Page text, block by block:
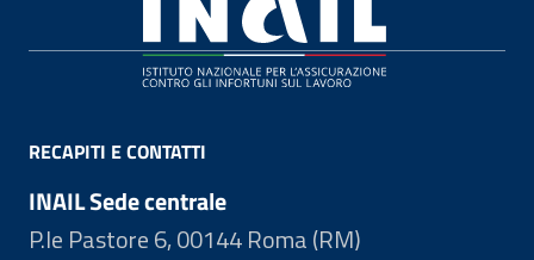
RECAPITI E CONTATTI
INAIL Sede centrale
P.le Pastore 6, 00144 Roma (RM)